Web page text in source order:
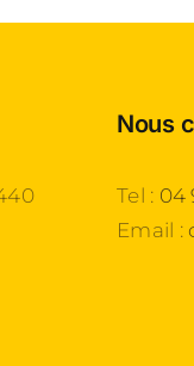
Nous
Tel : 04
Email :